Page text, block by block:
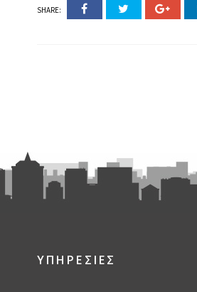
SHARE:
ΥΠΗΡΕΣΙΕΣ